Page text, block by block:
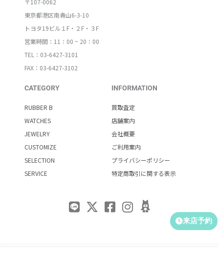
〒107-0062
東京都港区南青山6-3-10
トヨタ19ビル１F・２F・３F
営業時間：11：00 ~ 20：00
TEL：03-6427-3101
FAX：03-6427-3102
CATEGORY
RUBBER B
WATCHES
JEWELRY
CUSTOMIZE
SELECTION
SERVICE
INFORMATION
買取査定
店舗案内
会社概要
ご利用案内
プライバシーポリシー
特定商取引に関する表示
来店予約